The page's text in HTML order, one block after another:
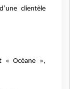
clientèle
« Océane »,